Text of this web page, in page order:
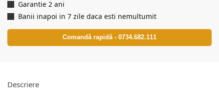
Garantie 2 ani
Banii inapoi in 7 zile daca esti nemultumit
Comandă rapidă - 0734.682.111
Descriere